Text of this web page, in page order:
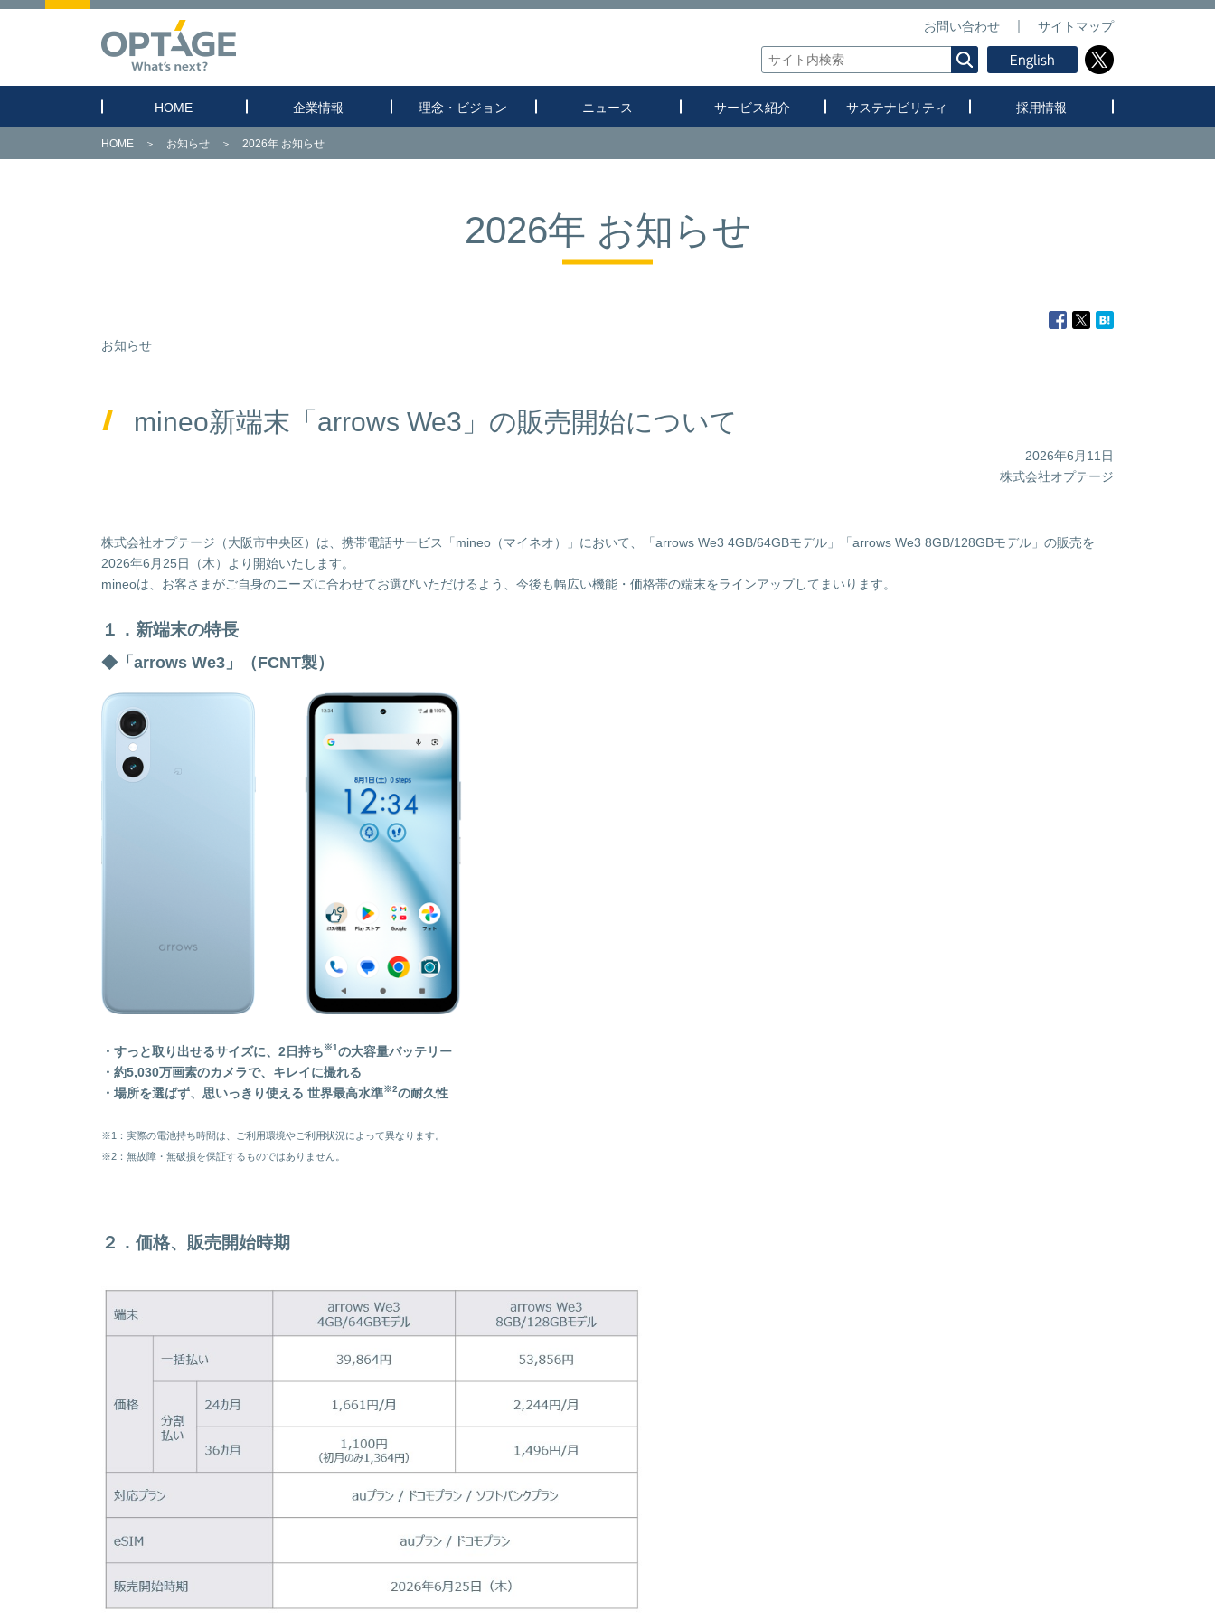
お問い合わせ サイトマップ
HOME 企業情報 理念・ビジョン ニュース サービス紹介 サステナビリティ 採用情報
HOME ＞ お知らせ ＞ 2026年 お知らせ
2026年 お知らせ
お知らせ
mineo新端末「arrows We3」の販売開始について
2026年6月11日
株式会社オプテージ
株式会社オプテージ（大阪市中央区）は、携帯電話サービス「mineo（マイネオ）」において、「arrows We3 4GB/64GBモデル」「arrows We3 8GB/128GBモデル」の販売を
2026年6月25日（木）より開始いたします。
mineoは、お客さまがご自身のニーズに合わせてお選びいただけるよう、今後も幅広い機能・価格帯の端末をラインアップしてまいります。
１．新端末の特長
◆「arrows We3」 （FCNT製）
・ すっと取り出せるサイズに、2日持ち※1の大容量バッテリー
・ 約5,030万画素のカメラで、キレイに撮れる
・場所を選ばず、思いっきり使える 世界最高水準※2の耐久性
※1：実際の電池持ち時間は、ご利用環境やご利用状況によって異なります。
※2：無故障・無破損を保証するものではありません。
２．価格、販売開始時期